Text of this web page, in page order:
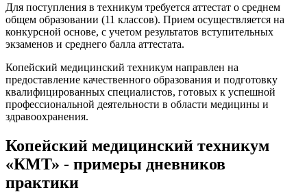
Для поступления в техникум требуется аттестат о среднем
общем образовании (11 классов). Прием осуществляется на
конкурсной основе, с учетом результатов вступительных
экзаменов и среднего балла аттестата.
Копейский медицинский техникум направлен на
предоставление качественного образования и подготовку
квалифицированных специалистов, готовых к успешной
профессиональной деятельности в области медицины и
здравоохранения.
Копейский медицинский техникум
«КМТ» - примеры дневников
практики